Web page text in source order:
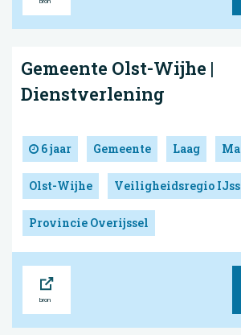
Gemeente Olst-Wijhe |
Dienstverlening
6 jaar Gemeente Laag
Olst-Wijhe Veiligheidsregio
Provincie Overijssel